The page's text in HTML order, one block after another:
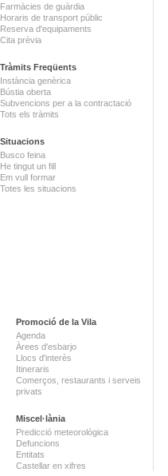
Farmàcies de guàrdia
Horaris de transport públic
Reserva d'equipaments
Cita prèvia
Tràmits Freqüents
Instància genèrica
Bústia oberta
Subvencions per a la contractació
Tots els tràmits
Situacions
Busco feina
He tingut un fill
Em vull formar
Totes les situacions
Promoció de la Vila
Agenda
Àrees d'esbarjo
Llocs d'interès
Itineraris
Comerços, restaurants i serveis
privats
Miscel·lània
Predicció meteorològica
Defuncions
Entitats
Castellar en xifres